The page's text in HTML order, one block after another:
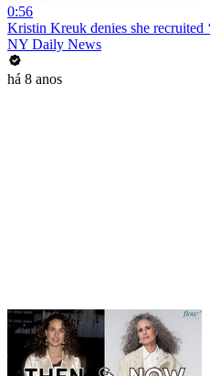
0:56
Kristin Kreuk denies she recruited
NY Daily News
há 8 anos